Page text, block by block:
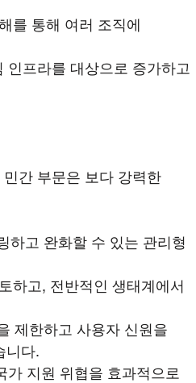
를 통해 여러 조직에
인프라를 대상으로 증가하고
간 부문은 보다 강력한
하고 완화할 수 있는 관리형
하고, 전반적인 생태계에서
제한하고 사용자 신원을
니다.
가 지원 위협을 효과적으로